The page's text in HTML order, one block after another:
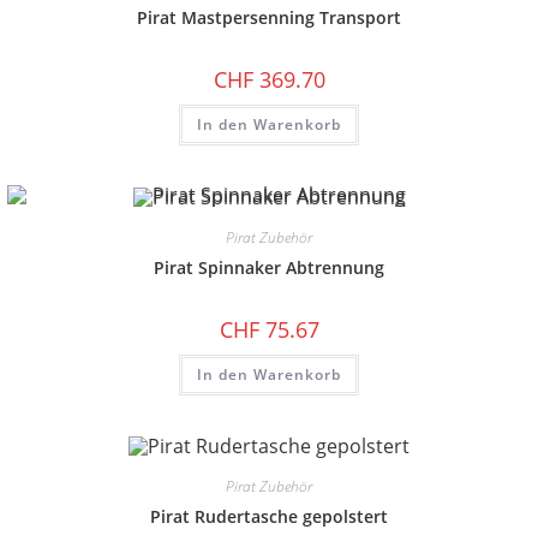
Pirat Mastpersenning Transport
CHF369.70
In den Warenkorb
Pirat Zubehör
Pirat Spinnaker Abtrennung
CHF75.67
In den Warenkorb
Pirat Zubehör
Pirat Rudertasche gepolstert